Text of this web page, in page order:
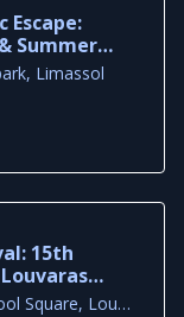
Escape:
Summer
Limassol
15th
Old Primary School Square, Louvaras